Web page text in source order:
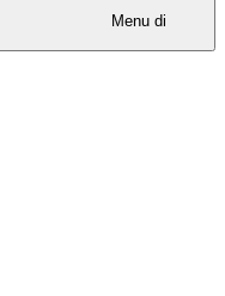
Menu di